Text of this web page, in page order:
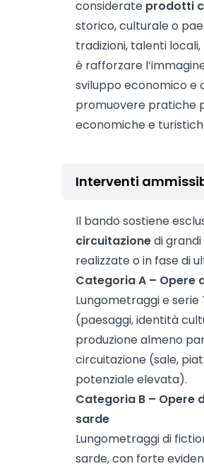
considerate prodotti
storico, culturale o
tradizioni, talenti
è rafforzare
sviluppo economico e
promuovere pratiche
economiche e
Interventi
Il bando sostiene
circuitazionedi
realizzate o in fase di
Categoria A – Opere
Lungometraggi e
(paesaggi, identità
produzione almeno
circuitazione (sale,
potenziale elevata).
Categoria B – Opere
sarde
Lungometraggi di
sarde, con forte